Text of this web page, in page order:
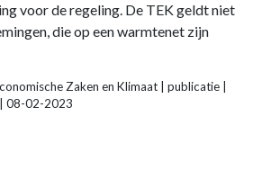
voor de regeling. De TEK geldt niet
die op een warmtenet zijn
Zaken en Klimaat | publicatie |
08-02-2023